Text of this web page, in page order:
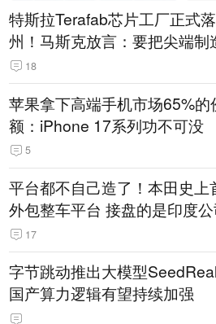
特斯拉Terafab芯片工厂正式
州！马斯克放言：要把尖端制
回美国
18
苹果拿下高端手机市场65%的
额：iPhone 17系列功不可没
5
平台都不自己造了！本田史上
外包整车平台 接盘的是印度公
17
字节跳动推出大模型
国产算力逻辑有望持续加强